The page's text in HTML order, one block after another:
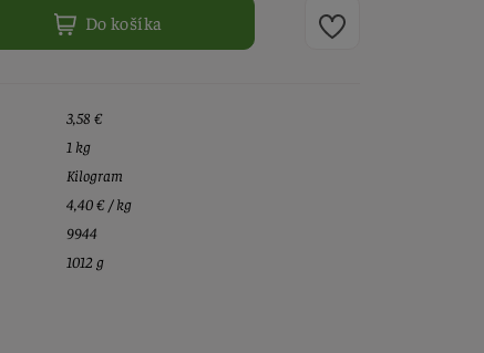
Do košíka
3,58 €
1 kg
Kilogram
4,40 € / kg
9944
1012 g